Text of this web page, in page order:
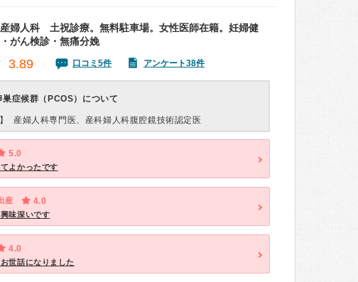
婦人科 土祝診療。無料駐車場。女性医師在籍。妊婦健
がん検診・無痛分娩
3.89 口コミ5件 アンケート38件
巣症候群（PCOS）について
産婦人科専門医、産科婦人科腹腔鏡技術認定医
5.0
よかったです
産 4.0
味深いです
4.0
世話になりました